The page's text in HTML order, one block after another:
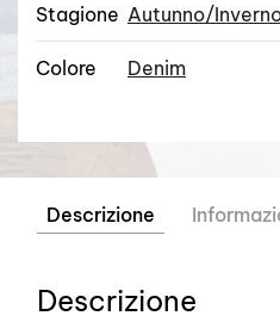
Stagione Autunno/
Colore Denim
Descrizione
Descrizione